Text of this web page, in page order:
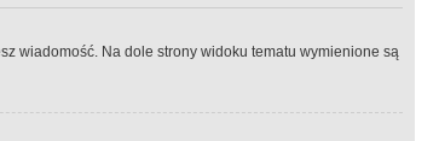
wiadomość. Na dole strony widoku tematu wymienione są